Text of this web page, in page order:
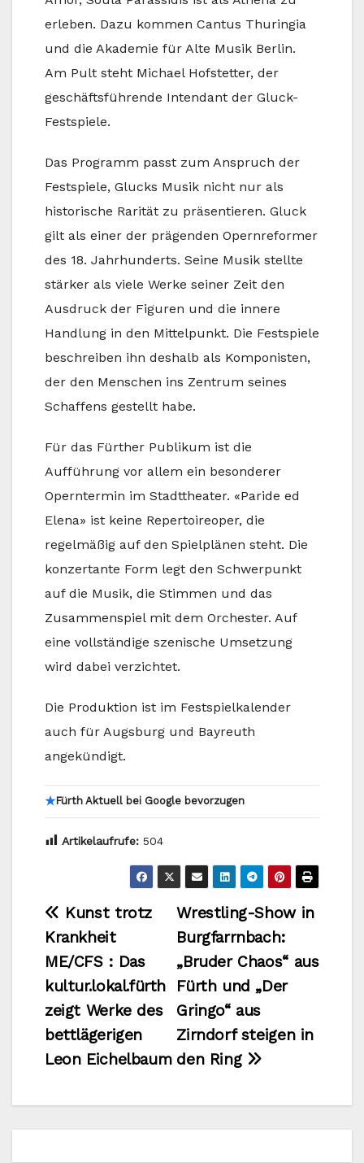
erleben. Dazu kommen Cantus Thuringia
und die Akademie für Alte Musik Berlin.
Am Pult steht Michael Hofstetter, der
geschäftsführende Intendant der Gluck-
Festspiele.
Das Programm passt zum Anspruch der
Festspiele, Glucks Musik nicht nur als
historische Rarität zu präsentieren. Gluck
gilt als einer der prägenden Opernreformer
des 18. Jahrhunderts. Seine Musik stellte
stärker als viele Werke seiner Zeit den
Ausdruck der Figuren und die innere
Handlung in den Mittelpunkt. Die Festspiele
beschreiben ihn deshalb als Komponisten,
der den Menschen ins Zentrum seines
Schaffens gestellt habe.
Für das Fürther Publikum ist die
Aufführung vor allem ein besonderer
Operntermin im Stadttheater. «Paride ed
Elena» ist keine Repertoireoper, die
regelmäßig auf den Spielplänen steht. Die
konzertante Form legt den Schwerpunkt
auf die Musik, die Stimmen und das
Zusammenspiel mit dem Orchester. Auf
eine vollständige szenische Umsetzung
wird dabei verzichtet.
Die Produktion ist im Festspielkalender
auch für Augsburg und Bayreuth
angekündigt.
★Fürth Aktuell bei Google bevorzugen
Artikelaufrufe: 504
Beitragsnavigation
Wrestling-Show in
Burgfarrnbach:
„Bruder Chaos“ aus
Fürth und „Der
Gringo“ aus
Zirndorf steigen in
den Ring
Kunst trotz
Krankheit
ME/CFS : Das
kultur.lokal.fürth
zeigt Werke des
bettlägerigen
Leon Eichelbaum